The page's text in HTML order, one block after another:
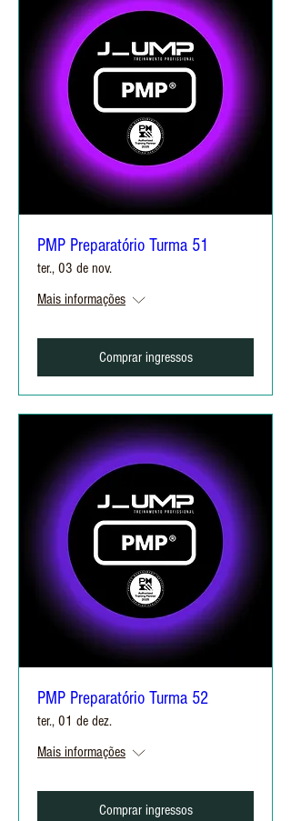
PMP Preparatório Turma 51
ter., 03 de nov.
Mais informações
Comprar ingressos
PMP Preparatório Turma 52
ter., 01 de dez.
Mais informações
Comprar ingressos